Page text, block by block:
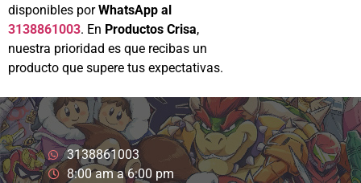
disponibles porWhatsApp al
3138861003. En Productos Crisa,
nuestra prioridad es que recibas un
producto que supere tus expectativas.
3138861003
8:00 am a 6:00 pm